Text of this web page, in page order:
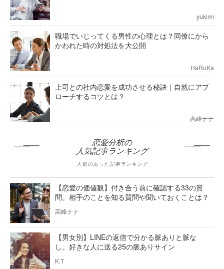
yukimi
職場でいじってくる男性の心理とは？同僚にから
かわれた時の対処法を大公開
HaRuKa
上司との社内恋愛を成功させる秘訣｜自然にアプ
ローチするコツとは？
高峰ナナ
恋愛分析の
人気記事ランキング
人気のあった記事ランキング
【恋愛の価値観】付き合う前に確認する33の質
問。相手のことを知る質問や聞いておくことは？
高峰ナナ
【男女別】LINEの返信で分かる脈ありと脈な
し。好きな人に送る25の脈ありサイン
K.T